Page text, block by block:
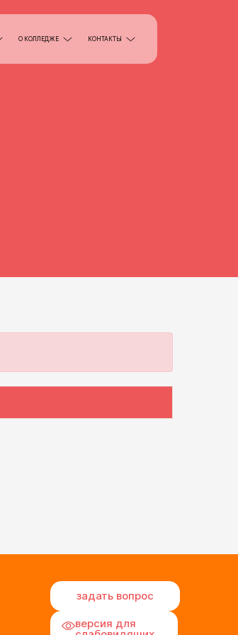
О КОЛЛЕДЖЕ КОНТАКТЫ
задать вопрос
версия для